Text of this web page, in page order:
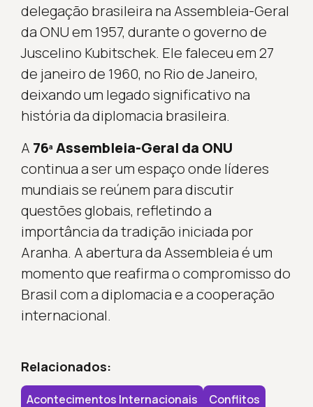
delegação brasileira na Assembleia-Geral
da ONU em 1957, durante o governo de
Juscelino Kubitschek. Ele faleceu em 27
de janeiro de 1960, no Rio de Janeiro,
deixando um legado significativo na
história da diplomacia brasileira.
A 76ª Assembleia-Geral da ONU
continua a ser um espaço onde líderes
mundiais se reúnem para discutir
questões globais, refletindo a
importância da tradição iniciada por
Aranha. A abertura da Assembleia é um
momento que reafirma o compromisso do
Brasil com a diplomacia e a cooperação
internacional.
Relacionados:
Acontecimentos Internacionais Conflitos